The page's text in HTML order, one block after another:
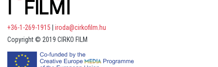
+36-1-269-1915
iroda@cirkofilm.hu
Copyright © 2019 CIRKO FILM